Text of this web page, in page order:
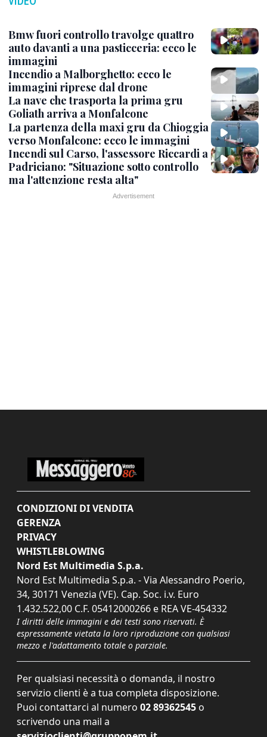
Bmw fuori controllo travolge quattro
auto davanti a una pasticceria: ecco le
immagini
Incendio a Malborghetto: ecco le
immagini riprese dal drone
La nave che trasporta la prima gru
Goliath arriva a Monfalcone
La partenza della maxi gru da Chioggia
verso Monfalcone: ecco le immagini
Incendi sul Carso, l'assessore Riccardi a
Padriciano: "Situazione sotto controllo
ma l'attenzione resta alta"
CONDIZIONI DI VENDITA
GERENZA
PRIVACY
WHISTLEBLOWING
Nord Est Multimedia S.p.a.
Nord Est Multimedia S.p.a. - Via Alessandro Poerio,
34, 30171 Venezia (VE). Cap. Soc. i.v. Euro
1.432.522,00 C.F. 05412000266 e REA VE-454332
I diritti delle immagini e dei testi sono riservati. È
espressamente vietata la loro riproduzione con qualsiasi
mezzo e l'adattamento totale o parziale.
Per qualsiasi necessità o domanda, il nostro
servizio clienti è a tua completa disposizione.
Puoi contattarci al numero 02 89362545 o
scrivendo una mail a